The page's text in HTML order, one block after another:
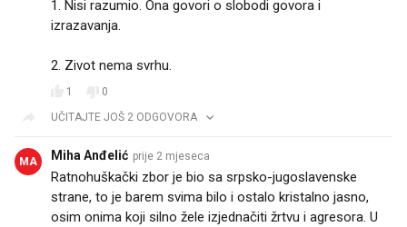
1. Nisi razumio. Ona govori o slobodi govora i
izrazavanja.
2. Zivot nema svrhu.
1
0
UČITAJTE JOŠ 2 ODGOVORA
MA Miha Anđelić prije 2 mjeseca
Ratnohuškački zbor je bio sa srpsko-jugoslavenske
strane, to je barem svima bilo i ostalo kristalno jasno,
osim onima koji silno žele izjednačiti žrtvu i agresora. U